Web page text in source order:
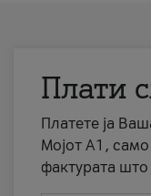
Плати
Платете ја
Мојот А1, само
фактурата што